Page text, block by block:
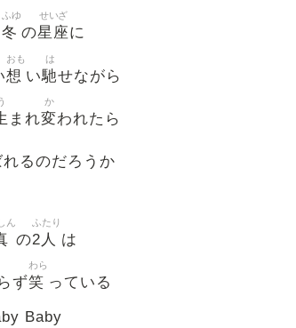
冬
ふゆ
の星座
せいざ
に
想
おも
い馳
は
せながら
まれ変
か
われたら
れるのだろうか
ん
の2人
ふたり
は
らず笑
わら
っている
Baby